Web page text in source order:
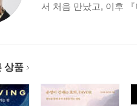
서 처음 만났고, 이후
상품